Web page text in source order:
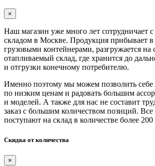
×
Наш магазин уже много лет сотрудничает
складом в Москве. Продукция прибывает
грузовыми контейнерами, разгружается
отапливаемый склад, где хранится до
и отгрузки конечному потребителю.
Именно поэтому мы можем позволить себе
по низким ценам и радовать большим
и моделей. А также для нас не составит
заказ с большим количеством позиций. Все
поступают на склад в количестве более
Скидка от количества
×